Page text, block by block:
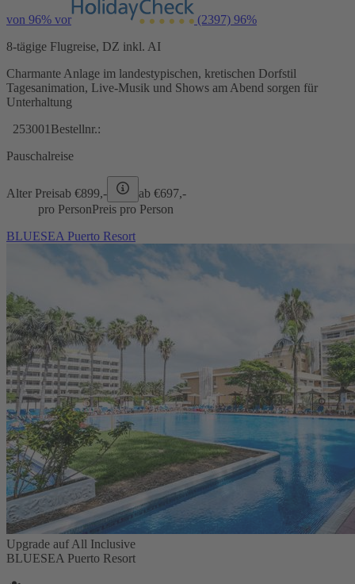
von 96% vor (2397) 96%
8-tägige Flugreise, DZ inkl. AI
Charmante Anlage im landestypischen, kretischen Dorfstil
Tagesanimation, Live-Musik und Shows am Abend sorgen für
Unterhaltung
253001 Bestellnr.:
Pauschalreise
Alter Preisab €899,- ab €697,-
pro PersonPreis pro Person
BLUESEA Puerto Resort
Upgrade auf All Inclusive
BLUESEA Puerto Resort